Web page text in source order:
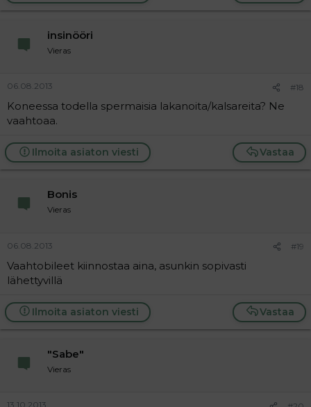
insinööri
Vieras
06.08.2013 #18
Koneessa todella spermaisia lakanoita/kalsareita? Ne
vaahtoaa.
Vastaa
Ilmoita asiaton viesti
Bonis
Vieras
06.08.2013 #19
Vaahtobileet kiinnostaa aina, asunkin sopivasti
lähettyvillä
Vastaa
Ilmoita asiaton viesti
"Sabe"
Vieras
13.10.2013